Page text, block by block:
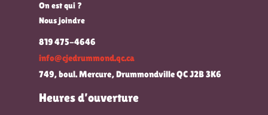
On est qui ?
Nous joindre
819 475-4646
info@cjedrummond.qc.ca
749, boul. Mercure, Drummondville QC J2B 3K6
Heures d’ouverture